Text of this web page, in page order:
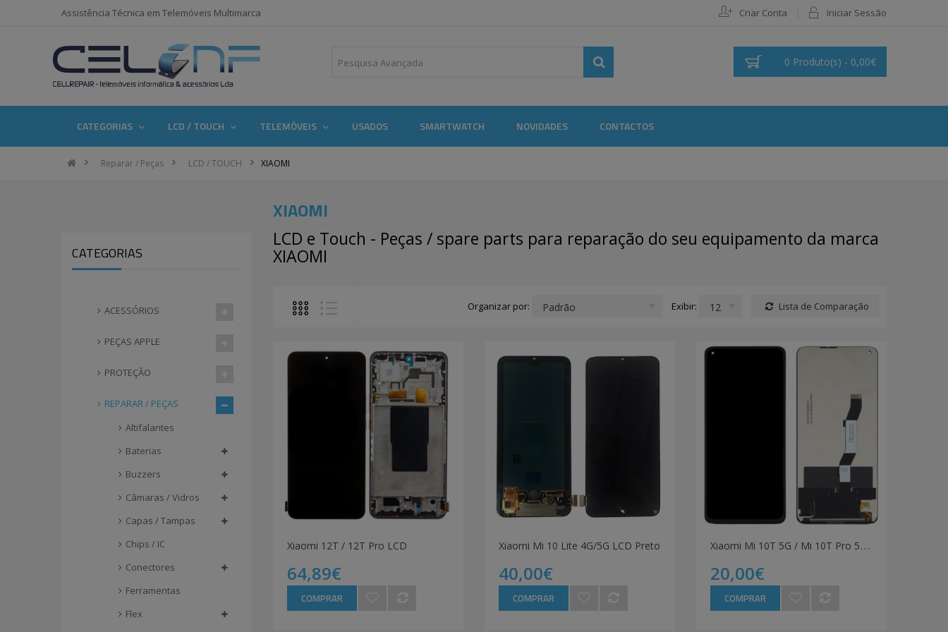
Assistência Técnica em Telemóveis Multimarca Criar Conta Iniciar Sessão
0 Produto(s) - 0,00€
CATEGORIAS LCD / TOUCH TELEMÓVEIS USADOS SMARTWATCH NOVIDADES CONTACTOS
Reparar / Peças LCD / TOUCH XIAOMI
CATEGORIAS
ACESSÓRIOS
PEÇAS APPLE
PROTEÇÃO
REPARAR / PEÇAS
Altifalantes
Baterias
Buzzers
Câmaras / Vidros
Capas / Tampas
Chips / IC
Conectores
Ferramentas
Flex
XIAOMI
LCD e Touch - Peças / spare parts para reparação do seu equipamento da marca
XIAOMI
Organizar por: Exibir: Lista de Comparação
Xiaomi 12T / 12T Pro LCD
64,89€
COMPRAR
Xiaomi Mi 10 Lite 4G/5G LCD Preto
40,00€
COMPRAR
X
iaomi Mi 10T 5G / Mi 10T Pro 5G / K30S LCD
20,00€
COMPRAR